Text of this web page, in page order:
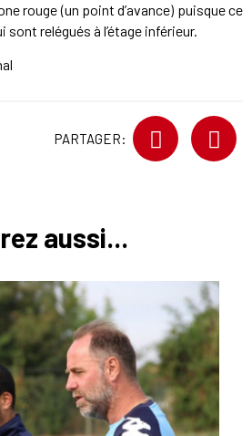
rouge (un point d’avance) puisque ce
sont relégués à l’étage inférieur.
PARTAGER:
aussi...